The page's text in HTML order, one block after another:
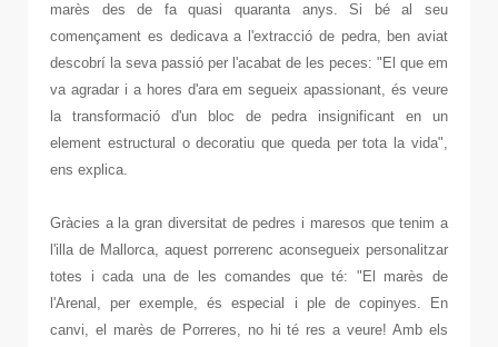
marès des de fa quasi quaranta anys. Si bé al seu
començament es dedicava a l'extracció de pedra, ben aviat
descobrí la seva passió per l'acabat de les peces: "El que em
va agradar i a hores d'ara em segueix apassionant, és veure
la transformació d'un bloc de pedra insignificant en un
element estructural o decoratiu que queda per tota la vida",
ens explica.
Gràcies a la gran diversitat de pedres i maresos que tenim a
l'illa de Mallorca, aquest porrerenc aconsegueix personalitzar
totes i cada una de les comandes que té: "El marès de
l'Arenal, per exemple, és especial i ple de copinyes. En
canvi, el marès de Porreres, no hi té res a veure! Amb els